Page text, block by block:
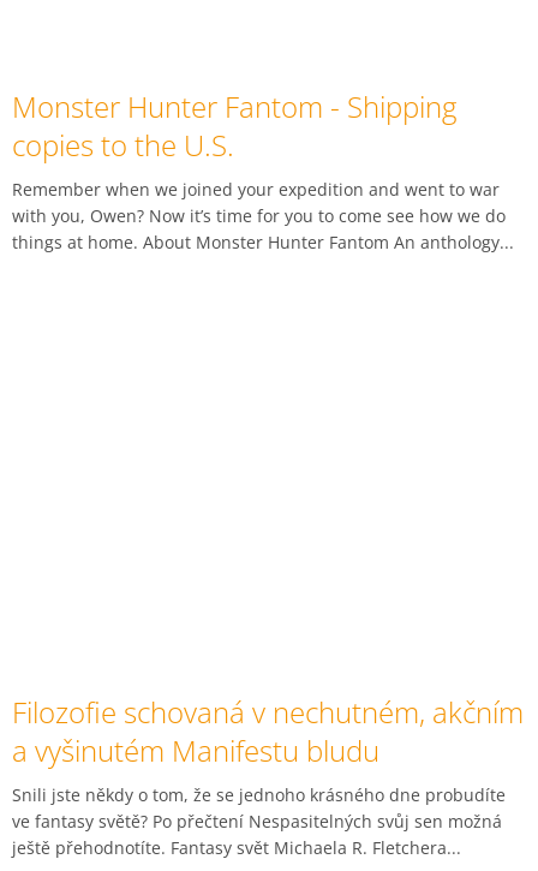
Monster Hunter Fantom - Shipping
copies to the U.S.
Remember when we joined your expedition and went to war
with you, Owen? Now it’s time for you to come see how we do
things at home. About Monster Hunter Fantom An anthology...
Filozofie schovaná v nechutném, akčním
a vyšinutém Manifestu bludu
Snili jste někdy o tom, že se jednoho krásného dne probudíte
ve fantasy světě? Po přečtení Nespasitelných svůj sen možná
ještě přehodnotíte. Fantasy svět Michaela R. Fletchera...